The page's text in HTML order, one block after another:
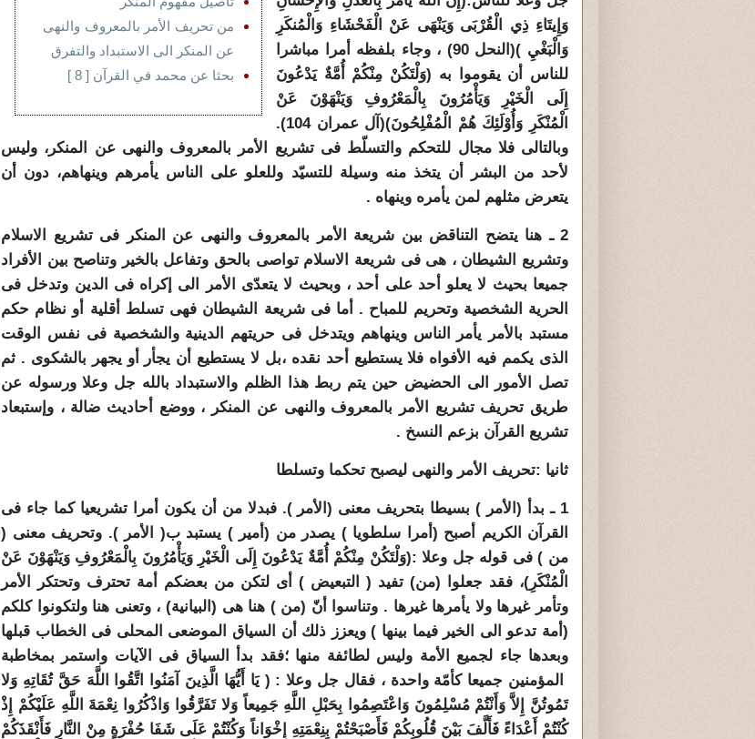
من تحريف الأمر بالمعروف والنهى
عن المنكر الى الاستبداد والتفرق
بحثا عن محمد في القرآن [ 8 ]
وَإِيتَاءِ ذِي الْقُرْبَى وَيَنْهَى عَنْ الْفَحْشَاءِ وَالْمُنكَرِ
وَالْبَغْيِ )(النحل 90) ، وجاء بلفظه أمرا مباشرا
للناس أن يقوموا به (وَلْتَكُنْ مِنْكُمْ أُمَّةٌ يَدْعُونَ
إِلَى الْخَيْرِ وَيَأْمُرُونَ بِالْمَعْرُوفِ وَيَنْهَوْنَ عَنْ
الْمُنْكَرِ وَأُوْلَئِكَ هُمْ الْمُفْلِحُونَ)(آل عمران 104).
وبالتالى فلا مجال للتحكم والتسلّط فى تشريع الأمر بالمعروف والنهى عن المنكر، وليس
لأحد من البشر أن يتخذ منه وسيلة للتسيّد وللعلو على الناس يأمرهم وينهاهم، دون أن
يتعرض مثلهم لمن يأمره وينهاه .
2 ـ هنا يتضح التناقض بين شريعة الأمر بالمعروف والنهى عن المنكر فى تشريع الاسلام
وتشريع الشيطان ، هى فى شريعة الاسلام تواصى بالحق وتفاعل بالخير وتناصح بين الأفراد
جميعا بحيث لا يعلو أحد على أحد ، وبحيث لا يتعدّى الأمر الى إكراه فى الدين وتدخل فى
الحرية الشخصية وتحريم للمباح . أما فى شريعة الشيطان فهى تسلط أقلية أو نظام حكم
مستبد بالأمر يأمر الناس وينهاهم ويتدخل فى حريتهم الدينية والشخصية فى نفس الوقت
الذى يكمم فيه الأفواه فلا يستطيع أحد نقده ،بل لا يستطيع أن يجأر أو يجهر بالشكوى . ثم
تصل الأمور الى الحضيض حين يتم ربط هذا الظلم والاستبداد بالله جل وعلا ورسوله عن
طريق تحريف تشريع الأمر بالمعروف والنهى عن المنكر ، ووضع أحاديث ضالة ، وإستبعاد
تشريع القرآن بزعم النسخ .
ثانيا :تحريف الأمر والنهى ليصبح تحكما وتسلطا
1 ـ بدأ (الأمر ) بسيطا بتحريف معنى (الأمر ). فبدلا من أن يكون أمرا تشريعيا كما جاء فى
القرآن الكريم أصبح (أمرا سلطويا ) يصدر من (أمير ) يستبد ب( الأمر ). وتحريف معنى (
من ) فى قوله جل وعلا :(وَلْتَكُنْ مِنْكُمْ أُمَّةٌ يَدْعُونَ إِلَى الْخَيْرِ وَيَأْمُرُونَ بِالْمَعْرُوفِ وَيَنْهَوْنَ عَنْ
الْمُنْكَرِ)، فقد جعلوا (من) تفيد ( التبعيض ) أى لتكن من بعضكم أمة تحترف وتحتكر الأمر
وتأمر غيرها ولا يأمرها غيرها . وتناسوا أنّ (من ) هنا هى (البيانية) ، وتعنى هنا ولتكونوا كلكم
(أمة تدعو الى الخير فيما بينها ) ويعزز ذلك أن السياق الموضعى المحلى فى الخطاب قبلها
وبعدها جاء لجميع الأمة وليس لطائفة منها ؛فقد بدأ السياق فى الآيات واستمر بمخاطبة
المؤمنين جميعا كأمّة واحدة ، فقال جل وعلا : ( يَا أَيُّهَا الَّذِينَ آمَنُوا اتَّقُوا اللَّهَ حَقَّ تُقَاتِهِ وَلا
تَمُوتُنَّ إِلاَّ وَأَنْتُمْ مُسْلِمُونَ وَاعْتَصِمُوا بِحَبْلِ اللَّهِ جَمِيعاً وَلا تَفَرَّقُوا وَاذْكُرُوا نِعْمَةَ اللَّهِ عَلَيْكُمْ إِذْ
كُنْتُمْ أَعْدَاءً فَأَلَّفَ بَيْنَ قُلُوبِكُمْ فَأَصْبَحْتُمْ بِنِعْمَتِهِ إِخْوَاناً وَكُنْتُمْ عَلَى شَفَا حُفْرَةٍ مِنْ النَّارِ فَأَنْقَذَكُمْ